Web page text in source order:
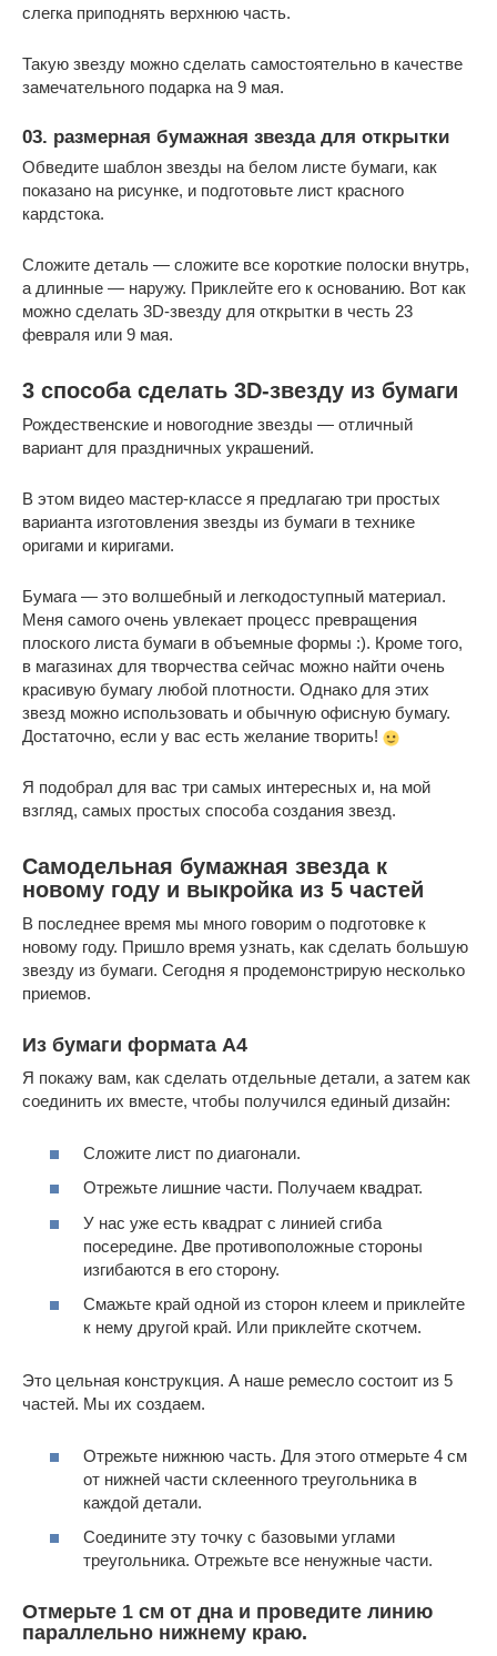
слегка приподнять верхнюю часть.
Такую звезду можно сделать самостоятельно в качестве
замечательного подарка на 9 мая.
03. размерная бумажная звезда для открытки
Обведите шаблон звезды на белом листе бумаги, как
показано на рисунке, и подготовьте лист красного
кардстока.
Сложите деталь — сложите все короткие полоски внутрь,
а длинные — наружу. Приклейте его к основанию. Вот как
можно сделать 3D-звезду для открытки в честь 23
февраля или 9 мая.
3 способа сделать 3D-звезду из бумаги
Рождественские и новогодние звезды — отличный
вариант для праздничных украшений.
В этом видео мастер-классе я предлагаю три простых
варианта изготовления звезды из бумаги в технике
оригами и киригами.
Бумага — это волшебный и легкодоступный материал.
Меня самого очень увлекает процесс превращения
плоского листа бумаги в объемные формы :). Кроме того,
в магазинах для творчества сейчас можно найти очень
красивую бумагу любой плотности. Однако для этих
звезд можно использовать и обычную офисную бумагу.
Достаточно, если у вас есть желание творить!
Я подобрал для вас три самых интересных и, на мой
взгляд, самых простых способа создания звезд.
Самодельная бумажная звезда к
новому году и выкройка из 5 частей
В последнее время мы много говорим о подготовке к
новому году. Пришло время узнать, как сделать большую
звезду из бумаги. Сегодня я продемонстрирую несколько
приемов.
Из бумаги формата A4
Я покажу вам, как сделать отдельные детали, а затем как
соединить их вместе, чтобы получился единый дизайн:
Сложите лист по диагонали.
Отрежьте лишние части. Получаем квадрат.
У нас уже есть квадрат с линией сгиба
посередине. Две противоположные стороны
изгибаются в его сторону.
Смажьте край одной из сторон клеем и приклейте
к нему другой край. Или приклейте скотчем.
Это цельная конструкция. А наше ремесло состоит из 5
частей. Мы их создаем.
Отрежьте нижнюю часть. Для этого отмерьте 4 см
от нижней части склеенного треугольника в
каждой детали.
Соедините эту точку с базовыми углами
треугольника. Отрежьте все ненужные части.
Отмерьте 1 см от дна и проведите линию
параллельно нижнему краю.